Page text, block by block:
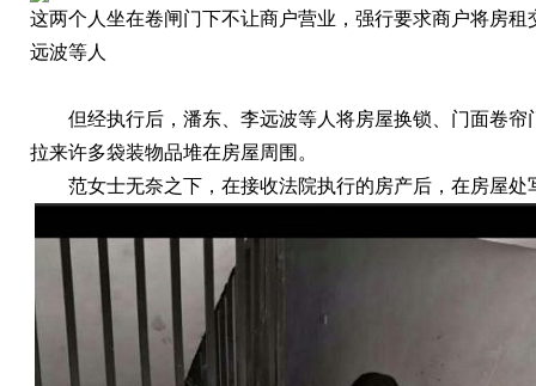
这两个人坐在卷闸门下不让商户营业，强行要求商户将房租
远波等人
但经执行后，潘东、李远波等人将房屋换锁、门面卷帘
拉来许多袋装物品堆在房屋周围。
范女士无奈之下，在接收法院执行的房产后，在房屋处